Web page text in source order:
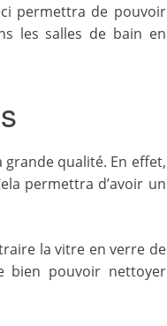
permettra de pouvoir
les salles de bain en
grande qualité. En effet,
permettra d’avoir un
la vitre en verre de
bien pouvoir nettoyer